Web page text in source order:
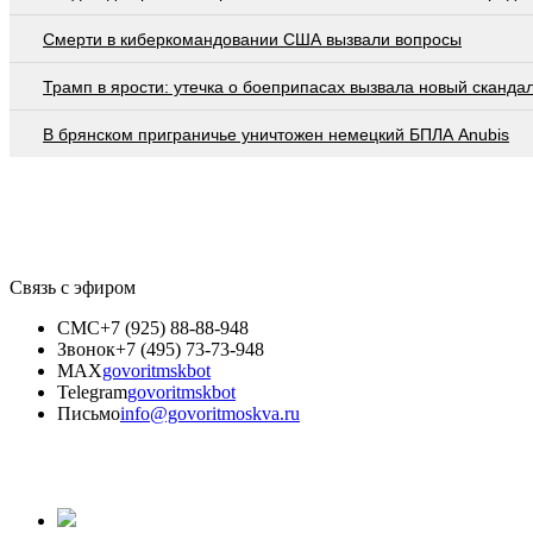
Смерти в киберкомандовании США вызвали вопросы
Трамп в ярости: утечка о боеприпасах вызвала новый
В брянском приграничье уничтожен немецкий БПЛА Anubis
Связь с эфиром
СМС+7 (925) 88-88-948
Звонок+7 (495) 73-73-948
MAXgovoritmskbot
Telegramgovoritmskbot
Письмоinfo@govoritmoskva.ru